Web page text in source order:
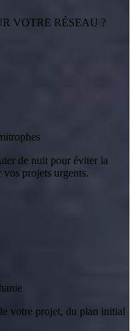
VOTRE RÉSEAU ?
de nuit pour éviter la
projets urgents.
votre projet, du plan initial